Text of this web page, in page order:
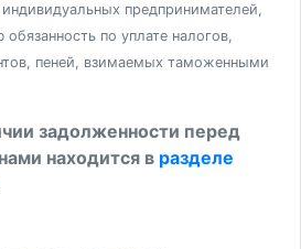
предпринимателей,
по уплате налогов,
пеней, взимаемых таможенными
задолженности перед
находится в разделе